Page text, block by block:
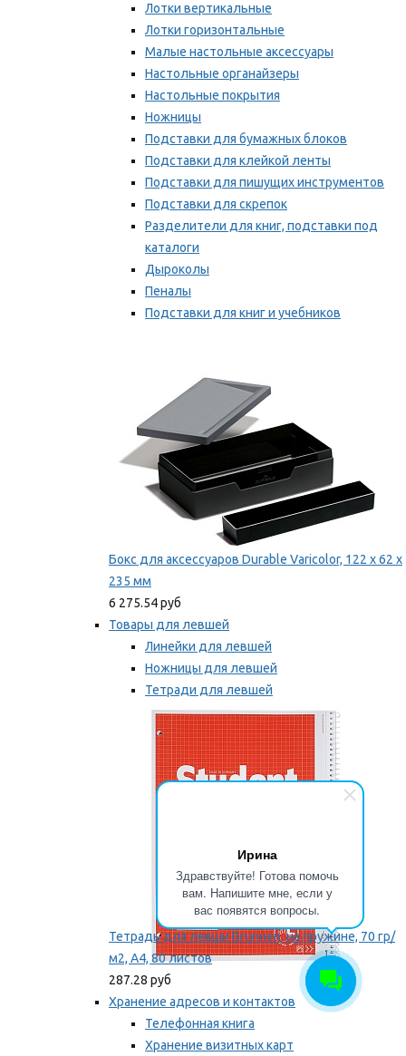
Ирина
Здравствуйте! Готова помочь
вам. Напишите мне, если у
вас появятся вопросы.
Лотки вертикальные
Лотки горизонтальные
Малые настольные аксессуары
Настольные органайзеры
Настольные покрытия
Ножницы
Подставки для бумажных блоков
Подставки для клейкой ленты
Подставки для пишущих инструментов
Подставки для скрепок
Разделители для книг, подставки под
каталоги
Дыроколы
Пеналы
Подставки для книг и учебников
Бокс для аксессуаров Durable Varicolor, 122 x 62 x
235 мм
6 275.54 руб
Товары для левшей
Линейки для левшей
Ножницы для левшей
Тетради для левшей
Точилки для левшей
Мы рекомендуем
Тетрадь для левши Brunnen, на пружине, 70 гр/
м2, А4, 80 листов
287.28 руб
Хранение адресов и контактов
Телефонная книга
Хранение визитных карт